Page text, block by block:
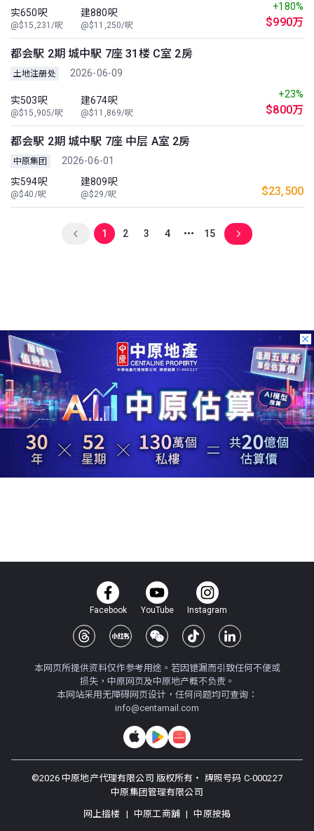
实650呎
@$15,231/呎
建880呎
@$11,250/呎
+180%
$990万
都会駅 2期 城中駅 7座 31楼 C室 2房
土地注册处 2026-06-09
实503呎
@$15,905/呎
建674呎
@$11,869/呎
+23%
$800万
都会駅 2期 城中駅 7座 中层 A室 2房
中原集团
2026-06-01
实594呎
@$40/呎
建809呎
@$29/呎 $23,500
1 2 3 4 15
Facebook YouTube Instagram
本网页所提供资料仅作参考用途。若因错漏而引致任何不便或
损失，中原网页及中原地产概不负责。
本网站采用无障碍网页设计，任何问题均可查询：
info@centamail.com
©2026中原地产代理有限公司 版权所有・ 牌照号码 C-000227
中原集团管理有限公司
网上搵楼 | 中原工商舖 | 中原按揭